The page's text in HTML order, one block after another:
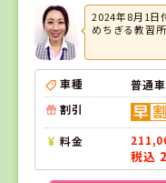
2024年8月1日
めちぎる教習
車種
普通車
割引
料金
税込